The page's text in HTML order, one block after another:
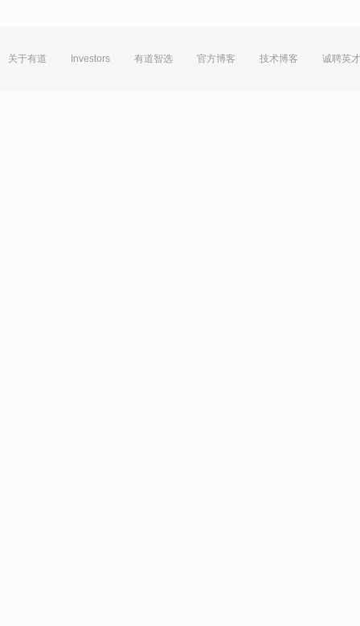
关于有道 Investors 有道智选 官方博客 技术博客 诚聘英才